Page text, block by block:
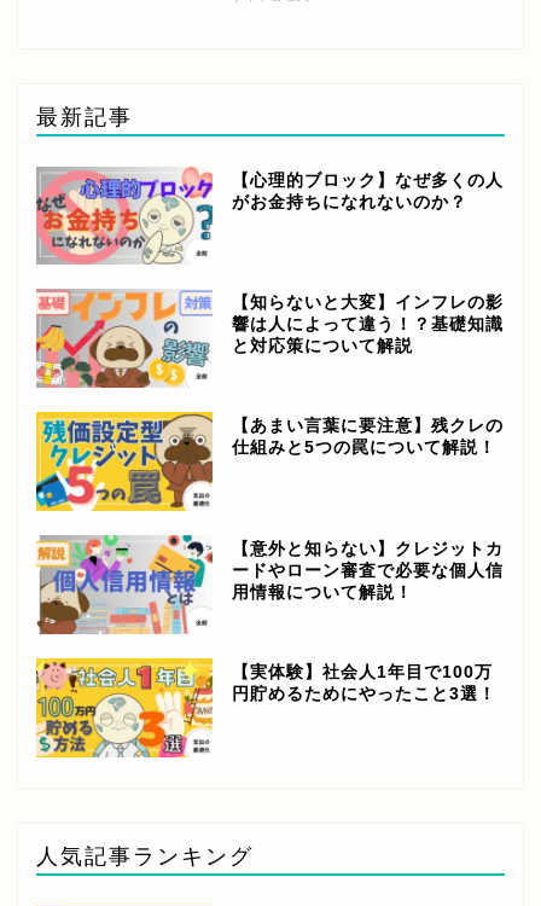
最新記事
【心理的ブロック】なぜ多くの人
がお金持ちになれないのか？
【知らないと大変】インフレの影
響は人によって違う！？基礎知識
と対応策について解説
【あまい言葉に要注意】残クレの
仕組みと5つの罠について解説！
【意外と知らない】クレジットカ
ードやローン審査で必要な個人信
用情報について解説！
【実体験】社会人1年目で100万
円貯めるためにやったこと3選！
人気記事ランキング